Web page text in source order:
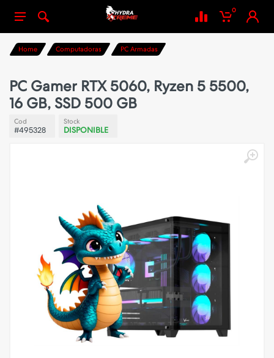
0
Home Computadoras PC Armadas
PC Gamer RTX 5060, Ryzen 5 5500,
16 GB, SSD 500 GB
Cod
#495328
Stock
DISPONIBLE